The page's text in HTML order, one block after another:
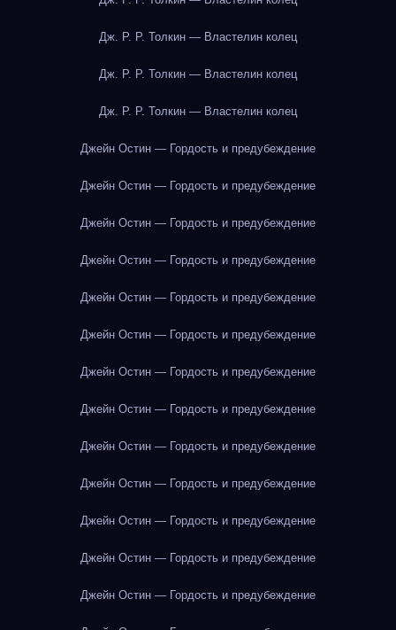
Дж. Р. Р. Толкин — Властелин колец
Дж. Р. Р. Толкин — Властелин колец
Дж. Р. Р. Толкин — Властелин колец
Джейн Остин — Гордость и предубеждение
Джейн Остин — Гордость и предубеждение
Джейн Остин — Гордость и предубеждение
Джейн Остин — Гордость и предубеждение
Джейн Остин — Гордость и предубеждение
Джейн Остин — Гордость и предубеждение
Джейн Остин — Гордость и предубеждение
Джейн Остин — Гордость и предубеждение
Джейн Остин — Гордость и предубеждение
Джейн Остин — Гордость и предубеждение
Джейн Остин — Гордость и предубеждение
Джейн Остин — Гордость и предубеждение
Джейн Остин — Гордость и предубеждение